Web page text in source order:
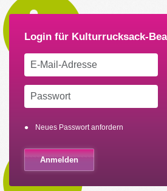
Neues Passwort anfordern